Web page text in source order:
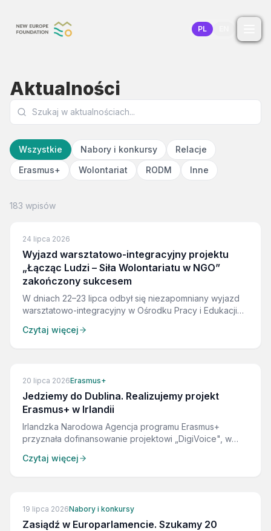
PL
Aktualności
Wszystkie Nabory i konkursy
Relacje
Erasmus+
Wolontariat RODM Inne
183 wpisów
24 lipca 2026
Wyjazd warsztatowo-integracyjny projektu
„Łącząc Ludzi – Siła Wolontariatu w NGO”
zakończony sukcesem
W dniach 22–23 lipca odbył się niezapomniany wyjazd
warsztatowo-integracyjny w Ośrodku Pracy i Edukacji
spotkanie stało się okazją do budowania relacji,
Czytaj więcej
20 lipca 2026Erasmus+
Jedziemy do Dublina. Realizujemy projekt
Erasmus+ w Irlandii
Irlandzka Narodowa Agencja programu Erasmus+
przyznała dofinansowanie projektowi „DigiVoice", w
organizacji z Dublina. To pierwszy projekt naszej
filmem.
Czytaj więcej
19 lipca 2026Nabory i konkursy
Zasiądź w Europarlamencie. Szukamy 20